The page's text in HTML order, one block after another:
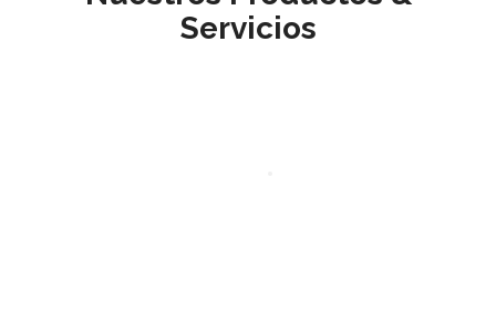
Servicios